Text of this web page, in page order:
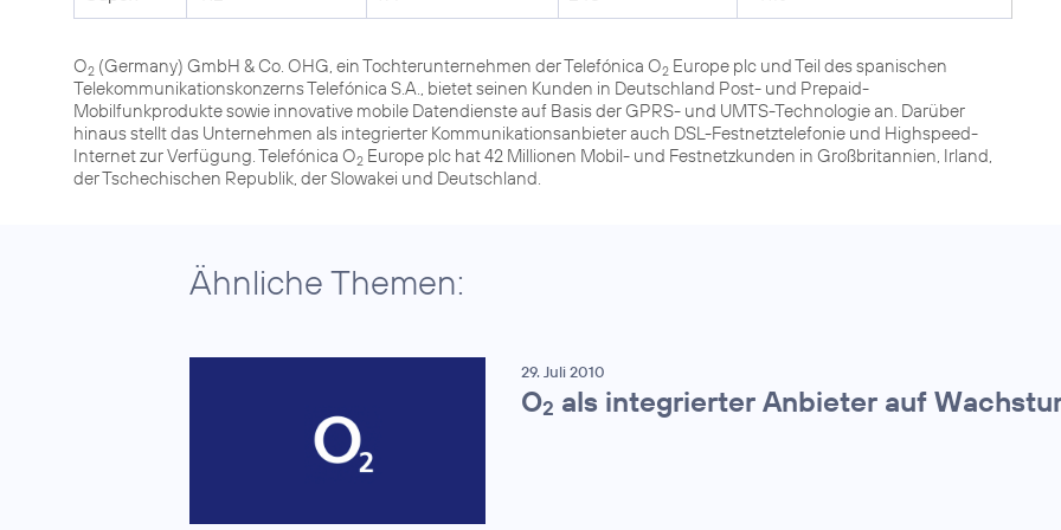
O2 (Germany) GmbH & Co. OHG, ein Tochterunternehmen der Telefónica O2 Europe plc und Teil des spanischen
Telekommunikationskonzerns Telefónica S.A., bietet seinen Kunden in Deutschland Post- und Prepaid-
Mobilfunkprodukte sowie innovative mobile Datendienste auf Basis der GPRS- und UMTS-Technologie an. Darüber
hinaus stellt das Unternehmen als integrierter Kommunikationsanbieter auch DSL-Festnetztelefonie und Highspeed-
Internet zur Verfügung. Telefónica O2 Europe plc hat 42 Millionen Mobil- und Festnetzkunden in Großbritannien, Irland,
der Tschechischen Republik, der Slowakei und Deutschland.
Ähnliche Themen:
29. Juli 2010
O2 als integrierter Anbieter auf